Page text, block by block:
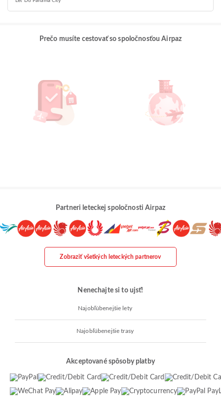
Prečo musíte cestovať so spoločnosťou Airpaz
Partneri leteckej spoločnosti Airpaz
Zobraziť všetkých leteckých partnerov
Nenechajte si to ujsť!
Najobľúbenejšie lety
Najobľúbenejšie trasy
Akceptované spôsoby platby